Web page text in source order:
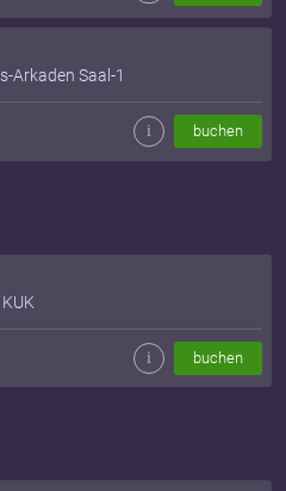
Arkaden Saal-1
i buchen
KUK
i buchen